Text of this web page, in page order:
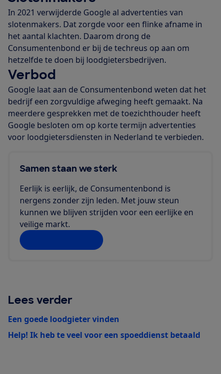
In 2021 verwijderde Google al advertenties van
slotenmakers. Dat zorgde voor een flinke afname in
het aantal klachten. Daarom drong de
Consumentenbond er bij de techreus op aan om
hetzelfde te doen bij loodgietersbedrijven.
Verbod
Google laat aan de Consumentenbond weten dat het
bedrijf een zorgvuldige afweging heeft gemaakt. Na
meerdere gesprekken met de toezichthouder heeft
Google besloten om op korte termijn advertenties
voor loodgietersdiensten in Nederland te verbieden.
Samen staan we sterk
Eerlijk is eerlijk, de Consumentenbond is
nergens zonder zijn leden. Met jouw steun
kunnen we blijven strijden voor een eerlijke en
veilige markt.
Lees verder
Een goede loodgieter vinden
Help! Ik heb te veel voor een spoeddienst betaald